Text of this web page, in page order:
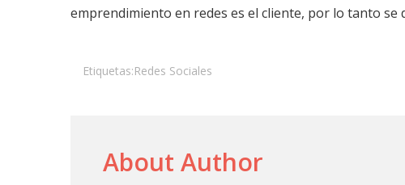
emprendimiento en redes es el cliente, por lo tanto
Etiquetas:Redes Sociales
About Author